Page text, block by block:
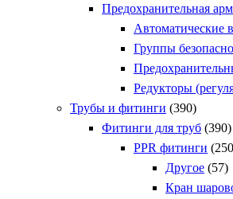
Предохранительная
Автоматические
Группы
Редукторы
Трубы и фитинги (390)
Фитинги для труб (390)
PPR фитинги
Другое (57)
Кран